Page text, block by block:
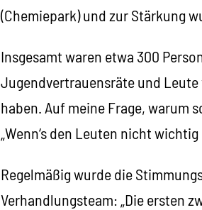
(Chemiepark) und zur Stärkung
Insgesamt waren etwa 300
Jugendvertrauensräte und
haben. Auf meine Frage, warum
„Wenn‘s den Leuten nicht
Regelmäßig wurde die
Verhandlungsteam: „Die ersten